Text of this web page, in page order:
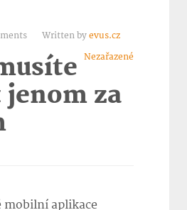
Written by evus.cz
Nezařazené
za
mobilní aplikace